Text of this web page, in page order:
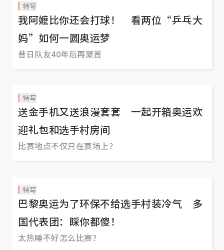
特写
我阿嬷比你还会打球！ 看两位“乒乓大
妈”如何一圆奥运梦
昔日队友40年后再聚首
特写
送金手机又送浪漫套套 一起开箱奥运欢
迎礼包和选手村房间
比赛地点不仅只在赛场上？
特写
巴黎奥运为了环保不给选手村装冷气 多
国代表团：睬你都傻！
太热睡不好怎么比赛？